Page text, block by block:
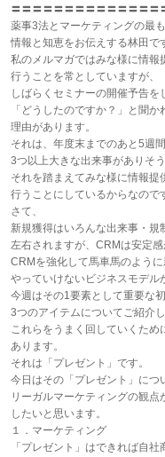
〓〓〓〓〓〓〓〓〓〓〓〓〓〓
薬事3法とマーケティングの最
情報と知恵をお伝えする林田で
私のメルマガではみな様に情報
行うことを常としていますが、
しばらくセミナーの開催予告を
「どうしたのですか？」と聞か
理由があります。
それは、年度末までのあと5週
3つ以上大きな出来事がありそう
それを踏まえてみな様に情報提
行うことにしているからなので
さて、
新規獲得はいろんな出来事・規
左右されますが、CRMは安定感
CRMを強化して馬車馬のよう
やっていけないビジネスモデル
今週はその1要素として重要な
3つのアイテムについてご紹介し
これらをうまく回していくため
あります。
それは「プレゼント」です。
今日はその「プレゼント」につ
リーガルマーケティングの観
したいと思います。
１．マーケティング
「プレゼント」はできれば自社